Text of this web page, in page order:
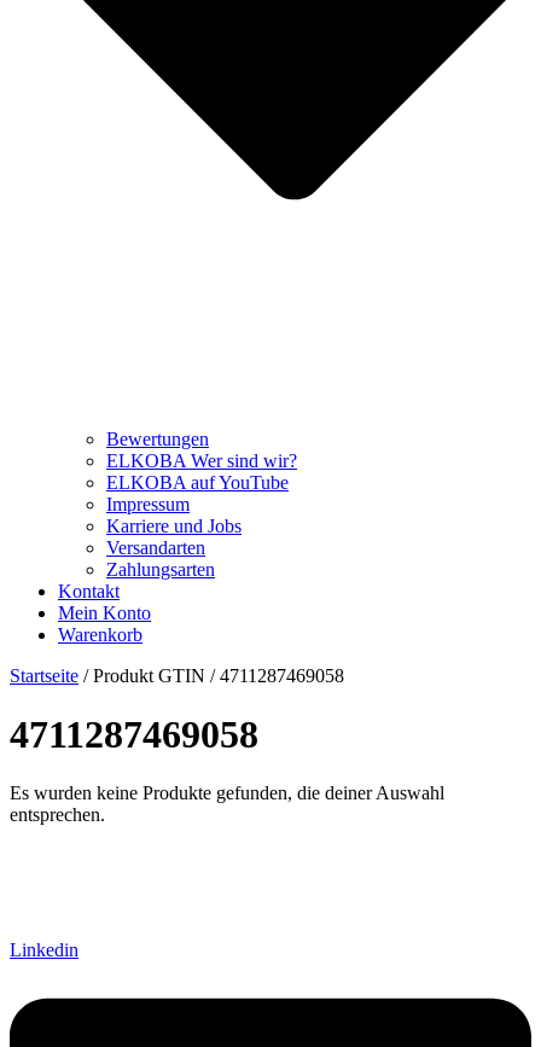
Bewertungen
ELKOBA Wer sind wir?
ELKOBA auf YouTube
Impressum
Karriere und Jobs
Versandarten
Zahlungsarten
Kontakt
Mein Konto
Warenkorb
Startseite / Produkt GTIN / 4711287469058
4711287469058
Es wurden keine Produkte gefunden, die deiner Auswahl
entsprechen.
Linkedin